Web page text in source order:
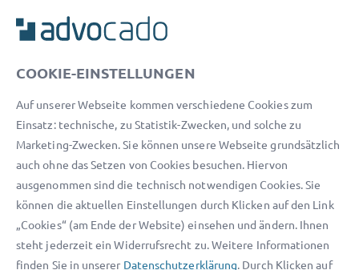
Wer bekommt Verfahrenskostenhilfe bei
Kostenlose Updates in unserem Newsletter
Welcher Inhalt ist für Sie interessant?
Privat Geschäftlich
COOKIE-EINSTELLUNGEN
Auf unserer Webseite kommen verschiedene Cookies zum
Einsatz: technische, zu Statistik-Zwecken, und solche zu
Marketing-Zwecken. Sie können unsere Webseite grundsätzlich
auch ohne das Setzen von Cookies besuchen. Hiervon
ausgenommen sind die technisch notwendigen Cookies. Sie
können die aktuellen Einstellungen durch Klicken auf den Link
„Cookies“ (am Ende der Website) einsehen und ändern. Ihnen
steht jederzeit ein Widerrufsrecht zu. Weitere Informationen
finden Sie in unserer Datenschutzerklärung. Durch Klicken auf